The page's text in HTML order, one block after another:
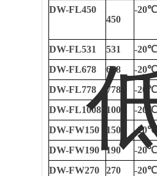
DW-FL450
450
-20℃
DW-FL531 531 -20℃
DW-FL678
678 -20℃
DW-FL778
778 -20 ℃
DW-FL1008 1008 -20 ℃
DW-FW150
150 -20℃
DW-FW190
190 -20℃
DW-FW270
270 -20℃